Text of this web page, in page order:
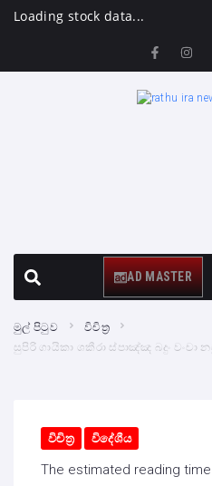
Loading stock data...
AD MASTER
මුල් පිටුව
විචිත්‍ර
සුපිරි ගායිකා ශකීරා ස්පාඤ්ඤ බදුං
විචිත්‍ර විදේශීය
The estimated reading